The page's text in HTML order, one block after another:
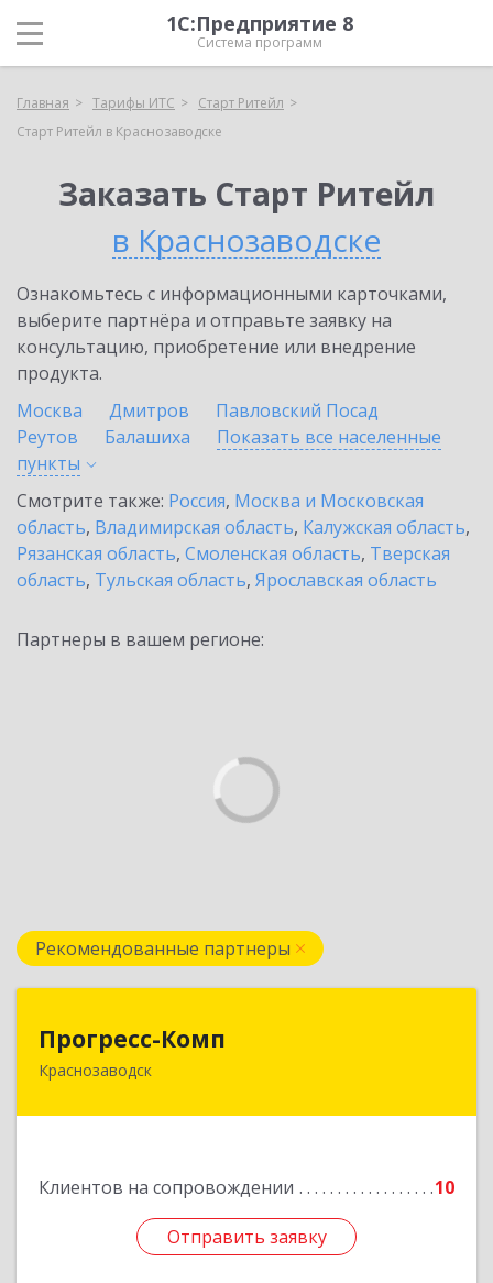
1С:Предприятие 8
Система программ
Главная Тарифы ИТС
Старт Ритейл
Старт Ритейл в Краснозаводске
Заказать Старт Ритейл
в Краснозаводске
Ознакомьтесь с информационными карточками,
выберите партнёра и отправьте заявку на
консультацию, приобретение или внедрение
продукта.
Москва
Дмитров
Павловский Посад
Реутов
Балашиха
Показать все населенные
пункты
Смотрите также: Россия, Москва и Московская
область, Владимирская область, Калужская область,
Рязанская область, Смоленская область, Тверская
область, Тульская область, Ярославская область
Партнеры в вашем регионе:
Рекомендованные партнеры
Прогресс-Комп
Краснозаводск
Клиентов на сопровождении 10
Отправить заявку
141321, Московская обл, Сергиево-Посадский
Отправить заявку